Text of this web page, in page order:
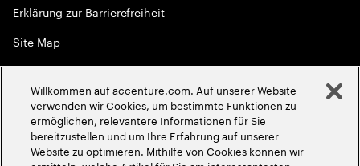
Erklärung zur Barrierefreiheit
Site Map
Globale Meritokratie
2026Accenture. Alle Rechte vorbehalten
Willkommen auf accenture.com. Auf unserer Website
verwenden wir Cookies, um bestimmte Funktionen zu
ermöglichen, relevantere Informationen für Sie
bereitzustellen und um Ihre Erfahrung auf unserer
Website zu optimieren. Mithilfe von Cookies können wir